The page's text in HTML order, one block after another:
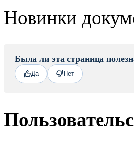
Новинки
Была ли эта страница
Да Нет